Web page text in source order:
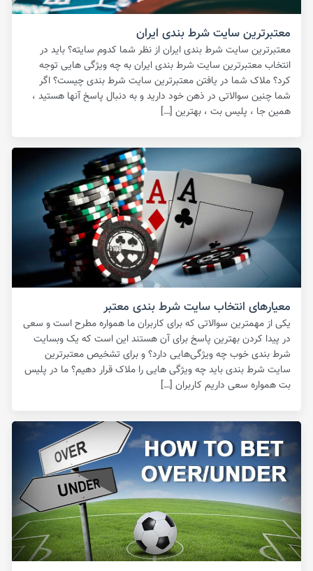
معتبرترین سایت شرط بندی ایران
معتبرترین سایت شرط بندی ایران از نظر شما کدوم سایته؟ باید در
انتخاب معتبرترین سایت شرط بندی ایران به چه ویژگی هایی توجه
کرد؟ ملاک شما در یافتن معتبرترین سایت شرط بندی چیست؟ اگر
شما چنین سوالاتی در ذهن خود دارید و به دنبال پاسخ آنها هستید ،
همین جا ، پلیس بت ، بهترین […]
معیارهای انتخاب سایت شرط بندی معتبر
یکی از مهمترین سوالاتی که برای کاربران ما همواره مطرح است و سعی
در پیدا کردن بهترین پاسخ برای آن هستند این است که یک وبسایت
شرط بندی خوب چه ویژگی‌هایی دارد؟ و برای تشخیص معتبرترین
سایت شرط بندی باید چه ویژگی هایی را ملاک قرار دهیم؟ ما در پلیس
بت همواره سعی داریم کاربران […]